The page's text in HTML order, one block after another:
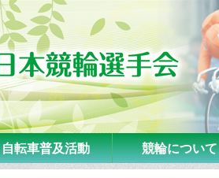
自転車普及活動 競輪について